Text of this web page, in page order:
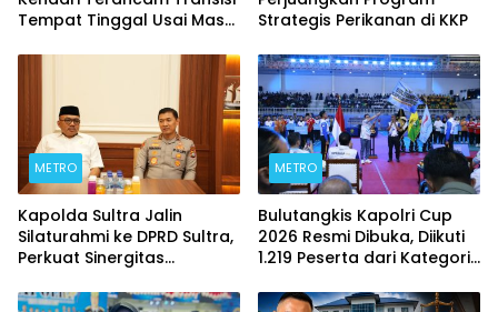
Tempat Tinggal Usai Masa
Strategis Perikanan di KKP
METRO
Kapolda Sultra Jalin
Silaturahmi ke DPRD Sultra,
Perkuat Sinergitas
Kemajuan Daerah
METRO
Bulutangkis Kapolri Cup
2026 Resmi Dibuka, Diikuti
1.219 Peserta dari Kategori